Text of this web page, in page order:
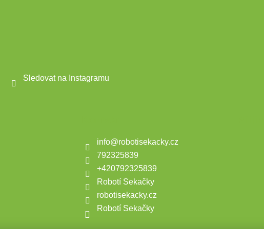
Sledovat na Instagramu
info@robotisekacky.cz
792325839
+420792325839
Robotí Sekačky
robotisekacky.cz
Robotí Sekačky